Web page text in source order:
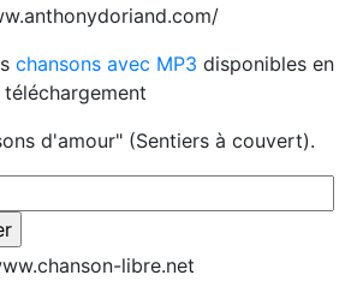
chansons avec MP3 disponibles en
téléchargement
d'amour" (Sentiers à couvert).
libre.net